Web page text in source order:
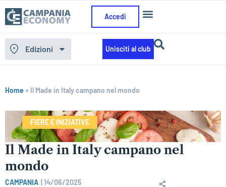
Accedi
Edizioni Unisciti al club
Home » Il Made in Italy campano nel mondo
FIERE E INIZIATIVE
Il Made in Italy campano nel
mondo
CAMPANIA
14/06/2025